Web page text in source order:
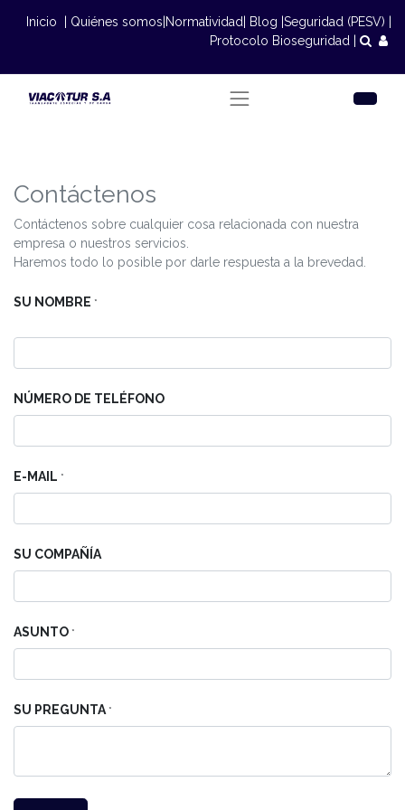
Inicio Quiénes somos Normatividad Blog Seguridad (PESV)
Protocolo Bioseguridad
Contáctenos
Contáctenos sobre cualquier cosa relacionada con nuestra
empresa o nuestros servicios.
Haremos todo lo posible por darle respuesta a la brevedad.
SU NOMBRE *
NÚMERO DE TELÉFONO
E-MAIL *
SU COMPAÑÍA
ASUNTO *
SU PREGUNTA *